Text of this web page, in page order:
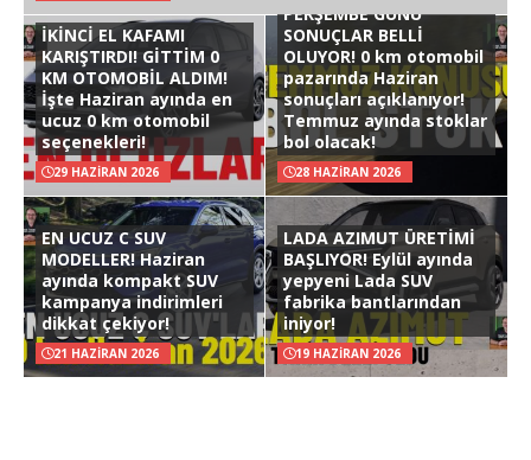
İKİNCİ EL KAFAMI
KARIŞTIRDI! GİTTİM 0
KM OTOMOBİL ALDIM!
İşte Haziran ayında en
ucuz 0 km otomobil
seçenekleri!
29 HAZIRAN 2026
PERŞEMBE GÜNÜ
SONUÇLAR BELLİ
OLUYOR! 0 km otomobil
pazarında Haziran
sonuçları açıklanıyor!
Temmuz ayında stoklar
bol olacak!
28 HAZIRAN 2026
EN UCUZ C SUV
MODELLER! Haziran
ayında kompakt SUV
kampanya indirimleri
dikkat çekiyor!
21 HAZIRAN 2026
LADA AZIMUT ÜRETİMİ
BAŞLIYOR! Eylül ayında
yepyeni Lada SUV
fabrika bantlarından
iniyor!
19 HAZIRAN 2026